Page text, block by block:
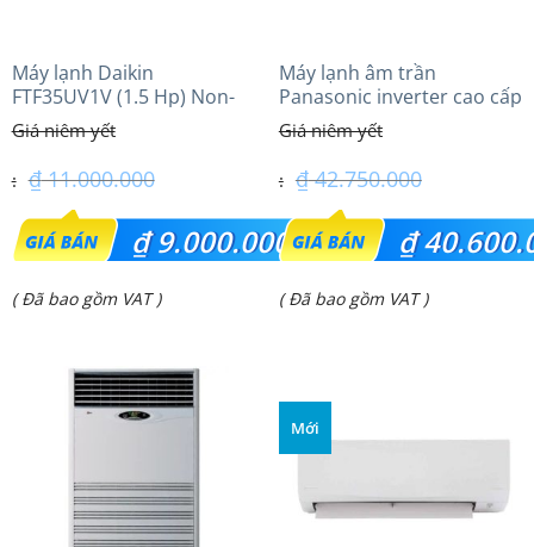
Máy lạnh Daikin
FTF35UV1V (1.5 Hp) Non-
inverter Thái lan
₫11.000.000
Giá
gốc
là:
₫9.000.000
Giá
( Đã bao gồm VAT )
Máy lạnh âm trần
Panasonic inverter cao cấp
(5.0Hp) S-3448PU3HA/U-
43PRH1H5
₫42.750.000
Giá
gốc
là:
₫
Giá
₫ 40.600.000.
( Đã bao gồm VAT )
Mới